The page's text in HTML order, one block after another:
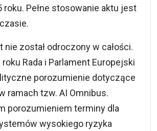
roku. Pełne stosowanie aktu jest
nie został odroczony w całości.
Rada i Parlament Europejski
porozumienie dotyczące
ramach tzw. AI Omnibus.
porozumieniem terminy dla
wysokiego ryzyka